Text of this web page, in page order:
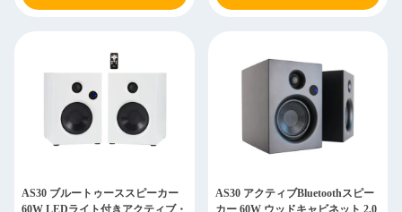
AS30 ブルートゥーススピーカー
60W LEDライト付きアクティブ・
AS30 アクティブBluetoothスピー
カー 60W ウッドキャビネット 2.0